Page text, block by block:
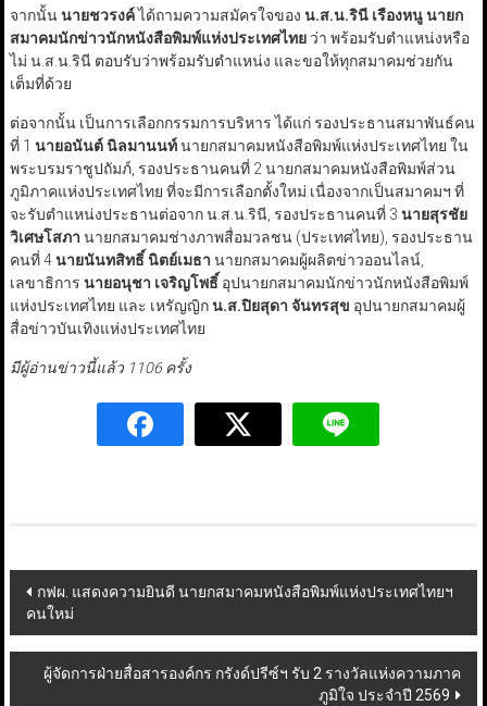
จากนั้นนายชวรงค์ได้ถามความสมัครใจของ น.ส.น.รินี เรืองหนู นายก
สมาคมนักข่าวนักหนังสือพิมพ์แห่งประเทศไทย ว่า พร้อมรับตำแหน่งหรือ
ไม่ น.ส.น.รินี ตอบรับว่าพร้อมรับตำแหน่ง และขอให้ทุกสมาคมช่วยกัน
เต็มที่ด้วย
ต่อจากนั้น เป็นการเลือกกรรมการบริหาร ได้แก่ รองประธานสมาพันธ์คน
ที่ 1 นายอนันต์ นิลมานนท์นายกสมาคมหนังสือพิมพ์แห่งประเทศไทย ใน
พระบรมราชูปถัมภ์, รองประธานคนที่ 2 นายกสมาคมหนังสือพิมพ์ส่วน
ภูมิภาคแห่งประเทศไทย ที่จะมีการเลือกตั้งใหม่ เนื่องจากเป็นสมาคมฯ ที่
จะรับตำแหน่งประธานต่อจาก น.ส.น.รินี, รองประธานคนที่ 3 นายสุรชัย
วิเศษโสภา นายกสมาคมช่างภาพสื่อมวลชน (ประเทศไทย), รองประธาน
คนที่ 4นายนันทสิทธิ์ นิตย์เมธา นายกสมาคมผู้ผลิตข่าวออนไลน์,
เลขาธิการ นายอนุชา เจริญโพธิ์อุปนายกสมาคมนักข่าวนักหนังสือพิมพ์
แห่งประเทศไทย และ เหรัญญิกน.ส.ปิยสุดา จันทรสุข อุปนายกสมาคมผู้
สื่อข่าวบันเทิงแห่งประเทศไทย
มีผู้อ่านข่าวนี้แล้ว 1106 ครั้ง
Post
navigation
กฟผ. แสดงความยินดี นายกสมาคมหนังสือพิมพ์แห่งประเทศไทยฯ
คนใหม่
ผู้จัดการฝ่ายสื่อสารองค์กร กรังด์ปรีซ์ฯ รับ 2 รางวัลแห่งความภาค
ภูมิใจ ประจำปี 2569